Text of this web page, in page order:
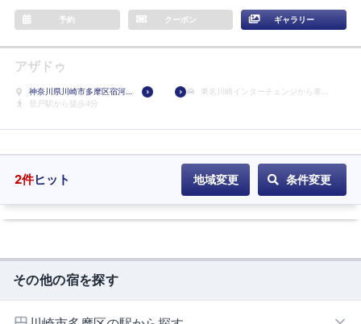
予約 クーポン ギャラリー
アザドゥ
神奈川県川崎市多摩区宿河
原1-1-15
東名川崎インターチェンジから車で
登戸駅から徒歩4分
2件ヒット 地域変更 条件変更
その他の宿を探す